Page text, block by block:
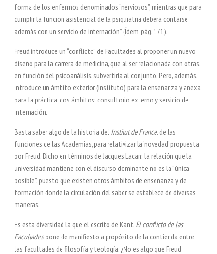
forma de los enfermos denominados “nerviosos”, mientras que para
cumplir la función asistencial de la psiquiatría deberá contarse
además con un servicio de internación” (Ídem, pág. 171).
Freud introduce un “conflicto” de Facultades al proponer un nuevo
diseño para la carrera de medicina, que al ser relacionada con otras,
en función del psicoanálisis, subvertiría al conjunto. Pero, además,
introduce un ámbito exterior (Instituto) para la enseñanza y anexa,
para la práctica, dos ámbitos; consultorio externo y servicio de
internación.
Basta saber algo de la historia del Institut de France, de las
funciones de las Academias, para relativizar la ‘novedad’ propuesta
por Freud. Dicho en términos de Jacques Lacan: la relación que la
universidad mantiene con el discurso dominante no es la “única
posible”, puesto que existen otros ámbitos de enseñanza y de
formación donde la circulación del saber se establece de diversas
maneras.
Es esta diversidad la que el escrito de Kant, El conflicto de las
Facultades, pone de manifiesto a propósito de la contienda entre
las facultades de filosofía y teología. ¿No es algo que Freud